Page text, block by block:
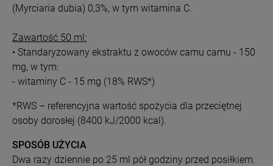
(Myrciaria dubia) 0,3%, w tym witamina C.
Zawartość 50 ml:
• Standaryzowany ekstraktu z owoców camu camu - 150
mg, w tym:
- witaminy C - 15 mg (18% RWS*)
*RWS – referencyjna wartość spożycia dla przeciętnej
osoby dorosłej (8400 kJ/2000 kcal).
SPOSÓB UŻYCIA
Dwa razy dziennie po 25 ml pół godziny przed posiłkiem.